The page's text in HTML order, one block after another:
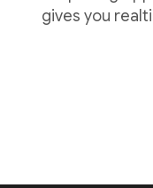
gives you